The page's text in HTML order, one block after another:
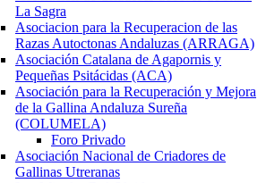
La Sagra
Asociacion para la Recuperacion de las
Razas Autoctonas Andaluzas (ARRAGA)
Asociación Catalana de Agapornis y
Pequeñas Psitácidas (ACA)
Asociación para la Recuperación y Mejora
de la Gallina Andaluza Sureña
(COLUMELA)
Foro Privado
Asociación Nacional de Criadores de
Gallinas Utreranas